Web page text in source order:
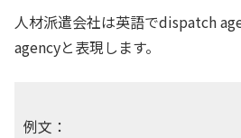
人材派遣会社は英語でdispatch
agencyと表現します。
例文：